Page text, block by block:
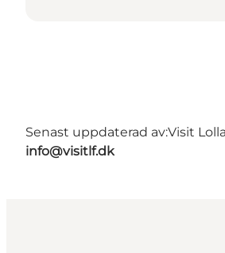
Senast uppdaterad av:Visit
info@visitlf.dk